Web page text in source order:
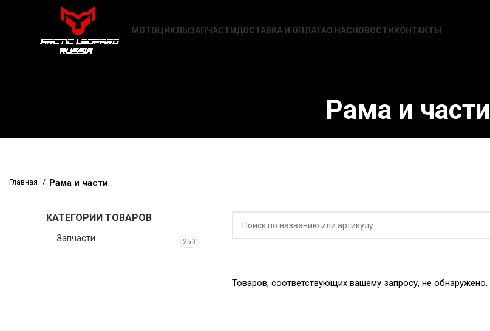
МОТОЦИКЛЫ ЗАПЧАСТИ ДОСТАВКА И ОПЛАТАО НАС НОВОСТИ КОНТАКТЫ
Рама и части
Главная Рама и части
КАТЕГОРИИ ТОВАРОВ
Запчасти 250
Товаров, соответствующих вашему запросу, не обнаружено.